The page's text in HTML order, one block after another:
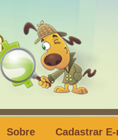
Sobre Cadastrar